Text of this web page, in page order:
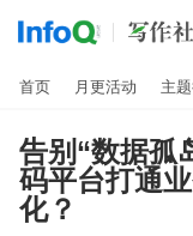
首页 月更活动 主
告别“数据孤
码平台打通
化？